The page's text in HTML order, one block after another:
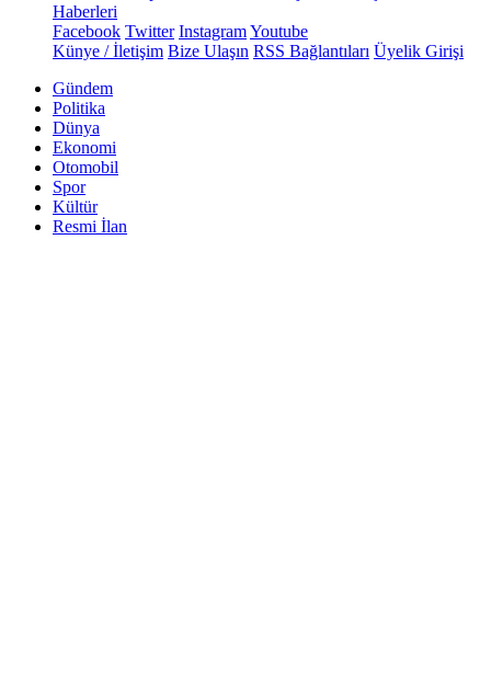
Haberleri
Facebook Twitter InstagramYoutube
Künye / İletişim Bize Ulaşın RSS Bağlantıları Üyelik Girişi
Gündem
Politika
Dünya
Ekonomi
Otomobil
Spor
Kültür
Resmi İlan